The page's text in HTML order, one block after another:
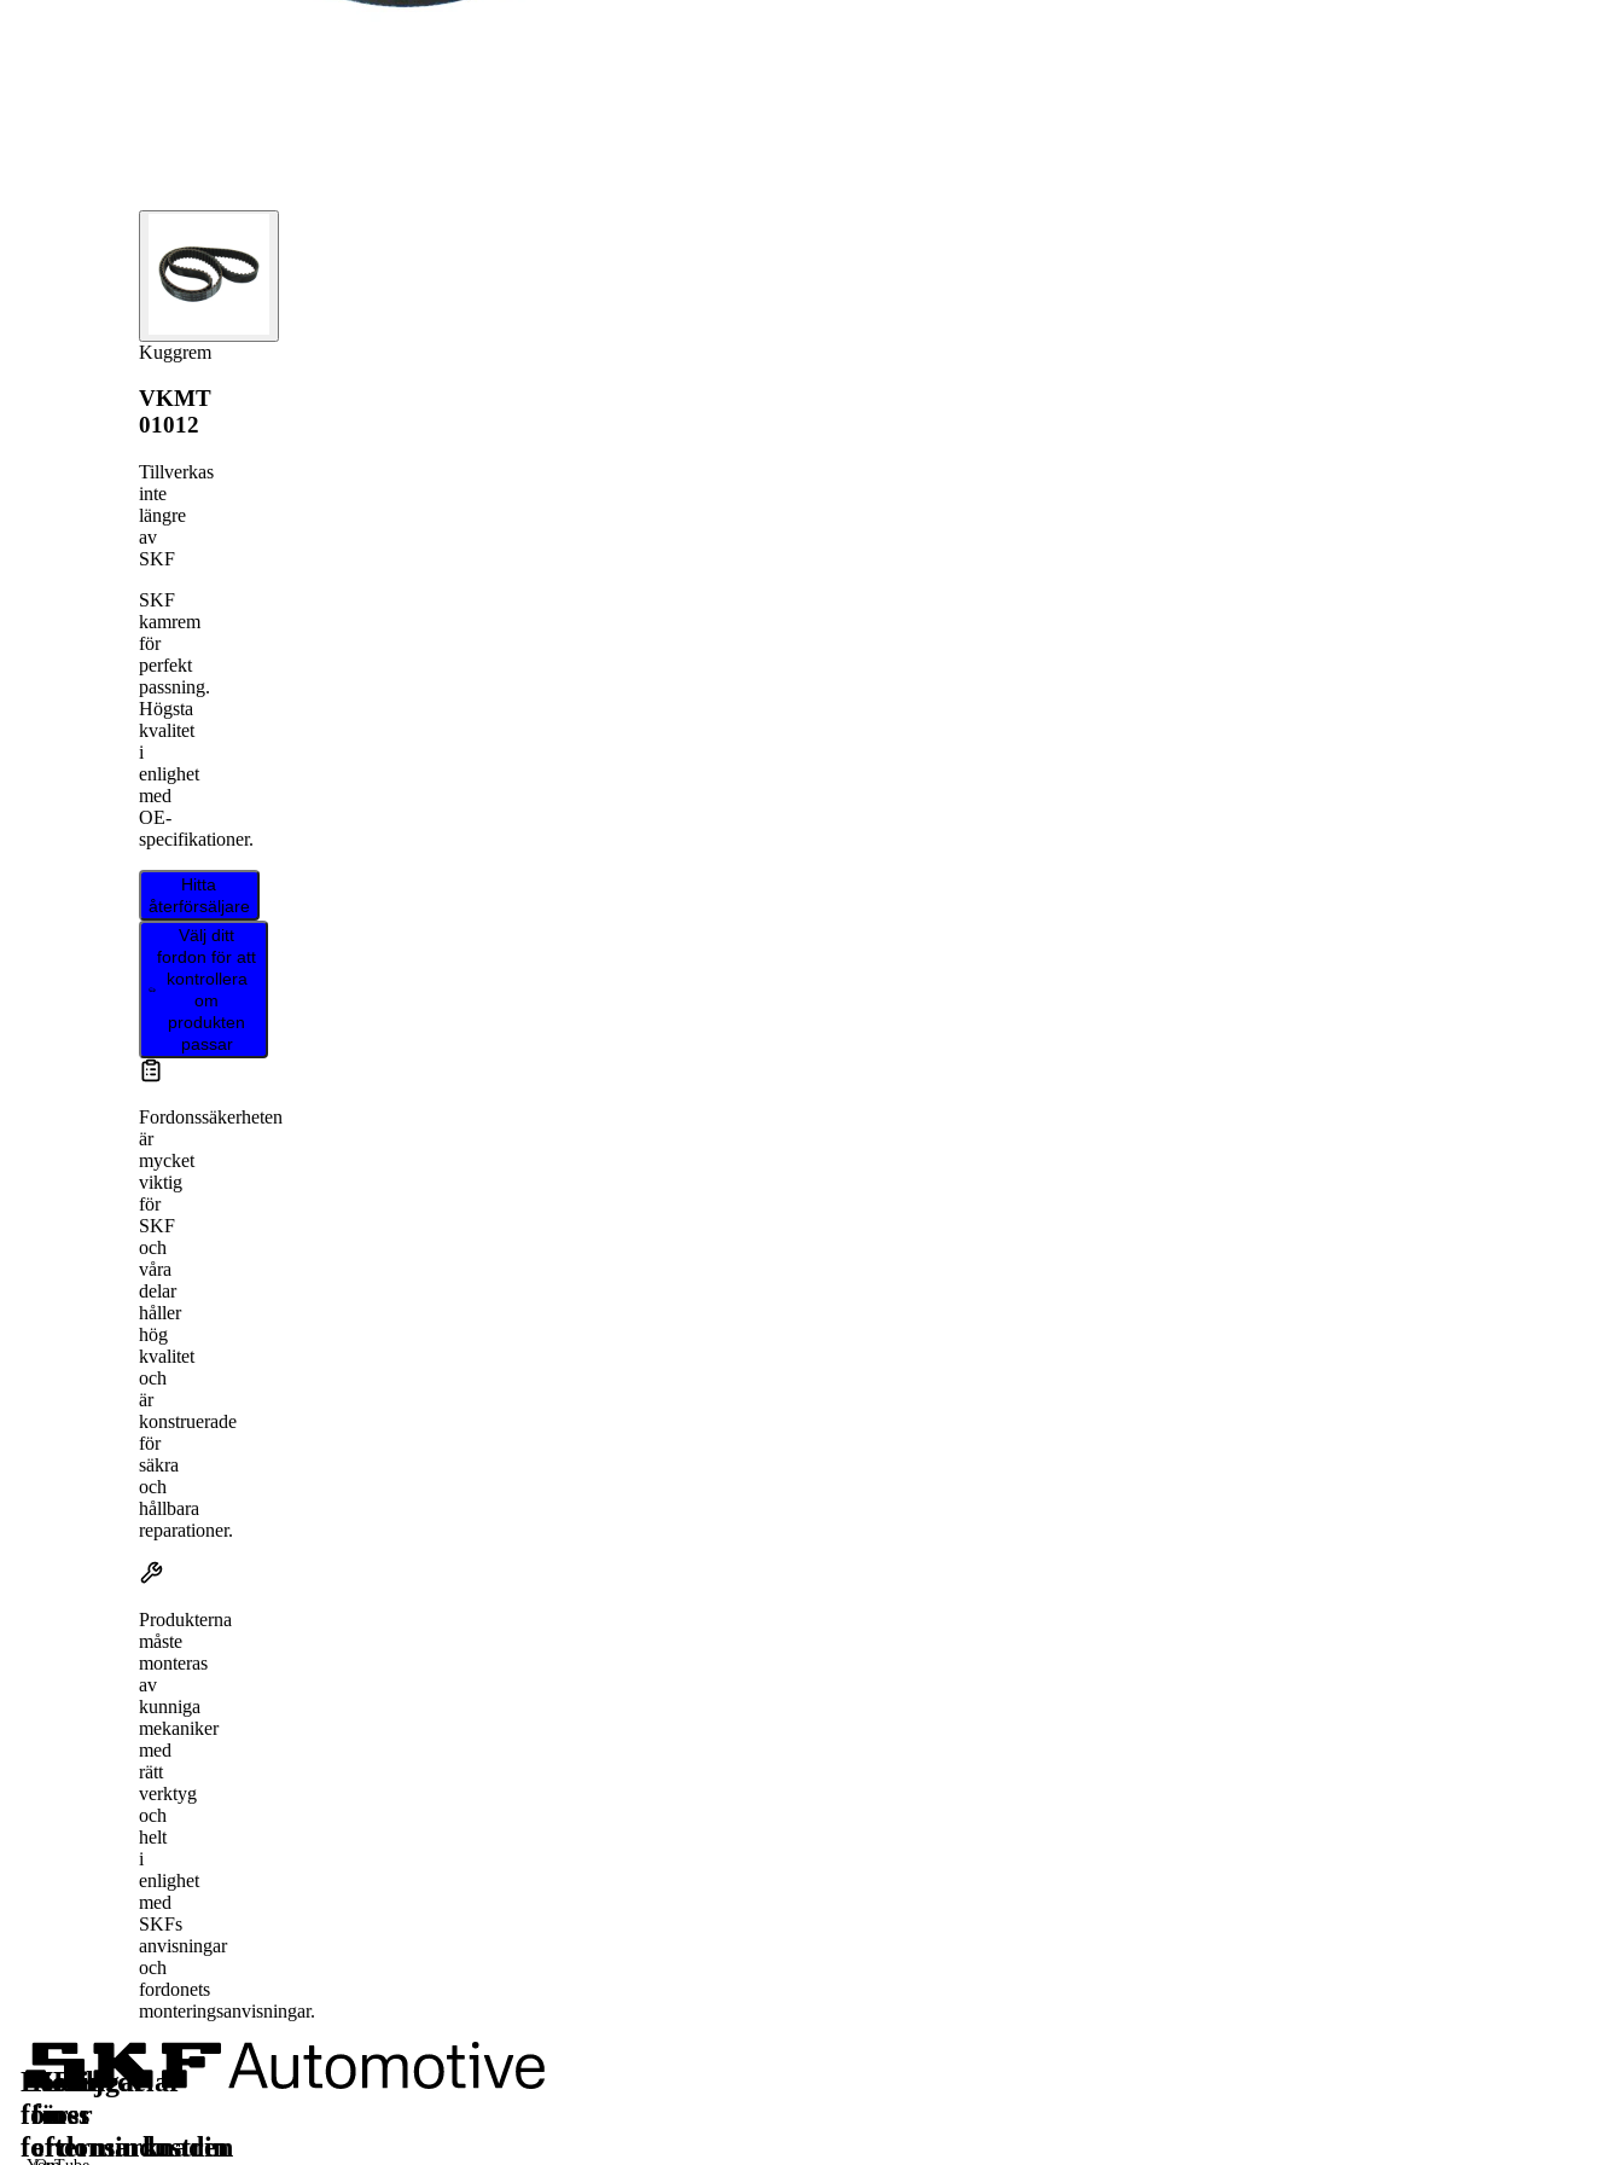
Kuggrem
VKMT
01012
Tillverkas
inte
längre
av
SKF
SKF
kamrem
för
perfekt
passning.
Högsta
kvalitet
i
enlighet
med
OE-
specifikationer.
Hitta
återförsäljare
Välj ditt
fordon för att
kontrollera
om
produkten
passar
Fordonssäkerheten
är
mycket
viktig
för
SKF
och
våra
delar
håller
hög
kvalitet
och
är
konstruerade
för
säkra
och
hållbara
reparationer.
Produkterna
måste
monteras
av
kunniga
mekaniker
med
rätt
verktyg
och
helt
i
enlighet
med
SKFs
anvisningar
och
fordonets
monteringsanvisningar.
Lösningar
för
fordonsindustrin
Reservdelar
för
eftermarknaden
Läs
mer
Följ
oss